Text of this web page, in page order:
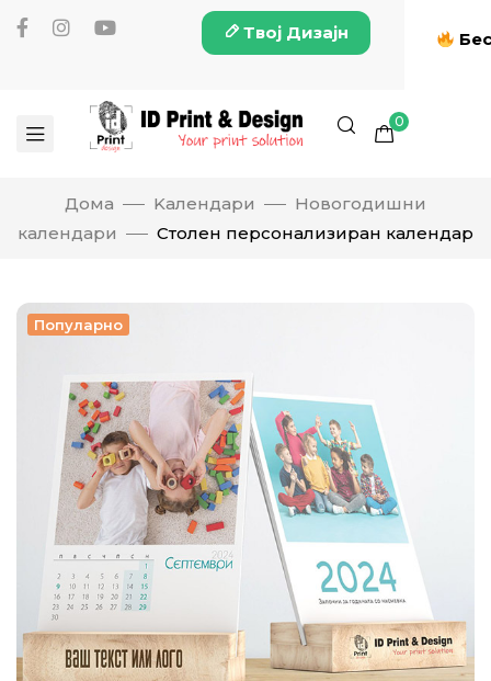
Твој Дизајн
0
Дома Kалендари
Новогодишни
календари
Столен персонализиран календар
Популарно